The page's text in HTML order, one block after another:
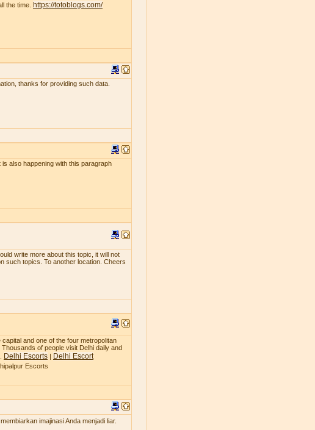
the time. https://totoblogs.com/
thanks for providing such data.
also happening with this paragraph
write more about this topic, it will not
such topics. To another location. Cheers
and one of the four metropolitan
of people visit Delhi daily and
Delhi Escorts | Delhi Escort
Escorts
imajinasi Anda menjadi liar.